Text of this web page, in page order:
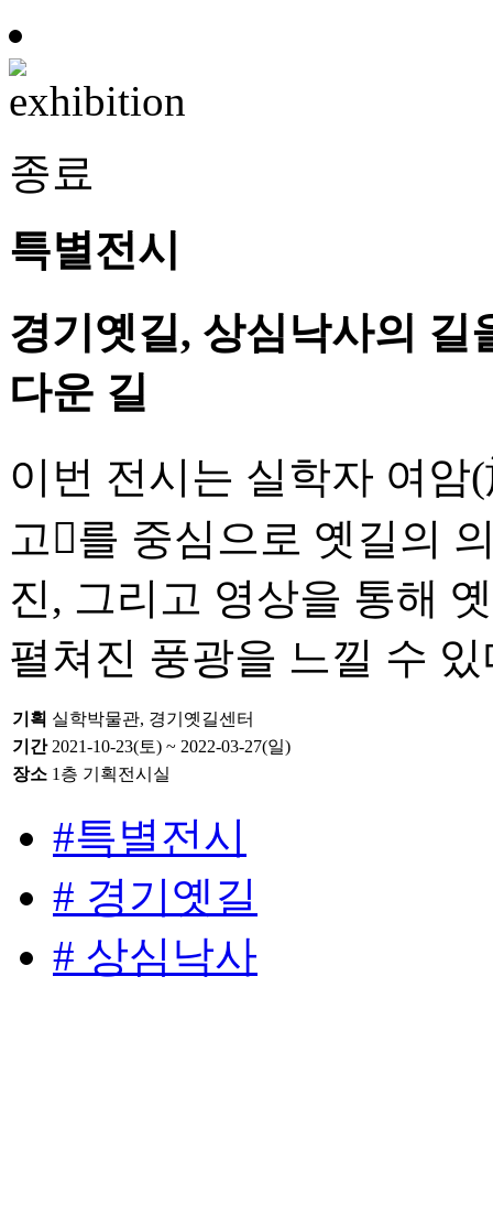
종료
특별전시
경기옛길, 상심낙사의 길
다운 길
이번 전시는 실학자 여
고󰡕를 중심으로 옛길의
진, 그리고 영상을 통해
펼쳐진 풍광을 느낄 수 있
기획 실학박물관, 경기옛길센터
기간 2021-10-23(토) ~ 2022-03-27(일)
장소 1층 기획전시실
#특별전시
# 경기옛길
# 상심낙사